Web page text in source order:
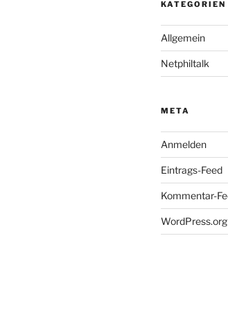
KATEGORIEN
Allgemein
Netphiltalk
META
Anmelden
Eintrags-Feed
Kommentar-
WordPress.org